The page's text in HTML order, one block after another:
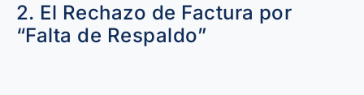
2. El Rechazo de Factura por
“Falta de Respaldo”